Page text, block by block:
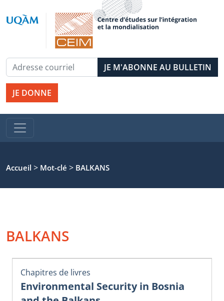
JE DONNE
Accueil > Mot-clé > BALKANS
BALKANS
Chapitres de livres
Environmental Security in Bosnia